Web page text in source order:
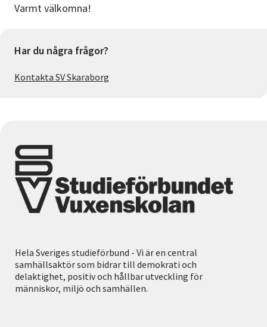
Varmt välkomna!
Har du några frågor?
Kontakta SV Skaraborg
Hela Sveriges studieförbund - Vi är en central
samhällsaktör som bidrar till demokrati och
delaktighet, positiv och hållbar utveckling för
människor, miljö och samhällen.